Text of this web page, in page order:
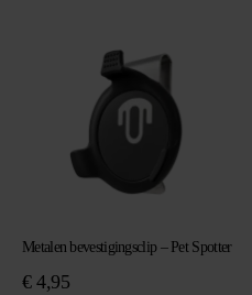
Metalen bevestigingsclip – Pet Spotter
€4,95